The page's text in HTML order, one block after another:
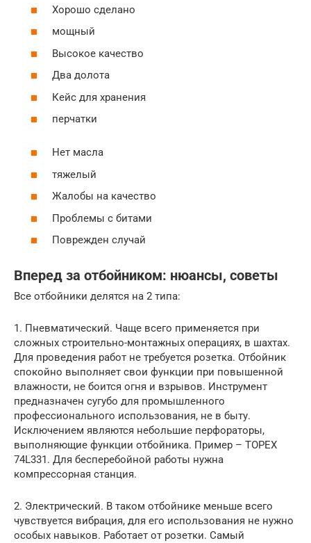
Хорошо сделано
мощный
Высокое качество
Два долота
Кейс для хранения
перчатки
Нет масла
тяжелый
Жалобы на качество
Проблемы с битами
Поврежден случай
Вперед за отбойником: нюансы, советы
Все отбойники делятся на 2 типа:
1. Пневматический. Чаще всего применяется при
сложных строительно-монтажных операциях, в шахтах.
Для проведения работ не требуется розетка. Отбойник
спокойно выполняет свои функции при повышенной
влажности, не боится огня и взрывов. Инструмент
предназначен сугубо для промышленного
профессионального использования, не в быту.
Исключением являются небольшие перфораторы,
выполняющие функции отбойника. Пример – TOPEX
74L331. Для бесперебойной работы нужна
компрессорная станция.
2. Электрический. В таком отбойнике меньше всего
чувствуется вибрация, для его использования не нужно
особых навыков. Работает от розетки. Самый